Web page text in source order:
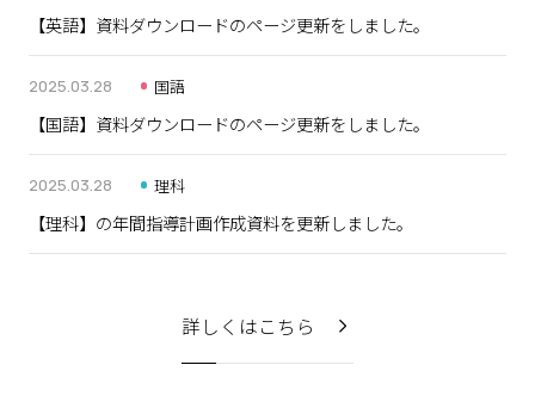
【英語】資料ダウンロードのページ更新をしました。
2025.03.28 国語
【国語】資料ダウンロードのページ更新をしました。
2025.03.28 理科
【理科】の年間指導計画作成資料を更新しました。
詳しくはこちら